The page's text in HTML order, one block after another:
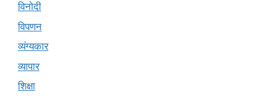
विनोदी
विपणन
व्यंग्यकार
व्यापार
शिक्षा